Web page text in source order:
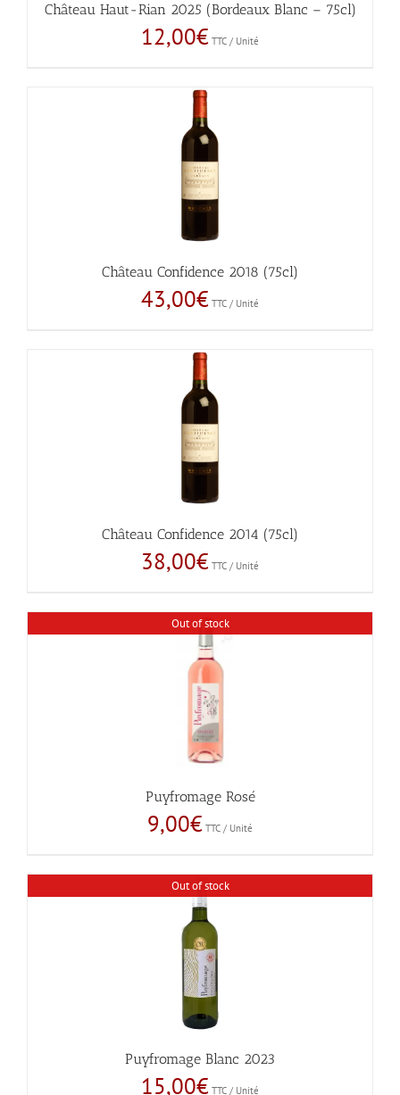
Château Haut-Rian 2025 (Bordeaux Blanc – 75cl)
12,00€ TTC / Unité
Château Confidence 2018 (75cl)
43,00€ TTC / Unité
Château Confidence 2014 (75cl)
38,00€ TTC / Unité
Out of stock
Puyfromage Rosé
9,00€ TTC / Unité
Out of stock
Puyfromage Blanc 2023
15,00€ TTC / Unité